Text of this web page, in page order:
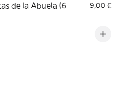
de la Abuela (6
9,00 €